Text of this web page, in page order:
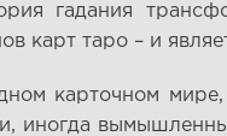
гадания
карт таро – и
карточном
иногда